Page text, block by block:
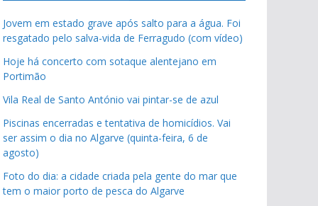
Jovem em estado grave após salto para a água. Foi
resgatado pelo salva-vida de Ferragudo (com vídeo)
Hoje há concerto com sotaque alentejano em
Portimão
Vila Real de Santo António vai pintar-se de azul
Piscinas encerradas e tentativa de homicídios. Vai
ser assim o dia no Algarve (quinta-feira, 6 de
agosto)
Foto do dia: a cidade criada pela gente do mar que
tem o maior porto de pesca do Algarve